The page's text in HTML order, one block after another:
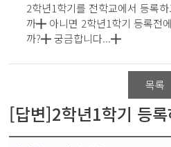
2학년1학기를 전학교에서 등록
까╋ 아니면 2학년1학기 등록전
까?╋ 궁금합니다...╋
목록
[답변]2학년1학기 등록